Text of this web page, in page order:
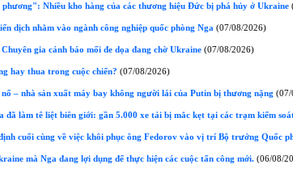
Nhiều kho hàng của các thương hiệu Đức bị phá hủy ở Ukraine
dịch nhằm vào ngành công nghiệp quốc phòng Nga (07/08/2026)
gia cảnh báo mối đe dọa đang chờ Ukraine(07/08/2026)
hay thua trong cuộc chiến? (07/08/2026)
– nhà sản xuất máy bay không người lái của Putin bị thương nặng (07/
đã làm tê liệt biên giới: gần 5.000 xe tải bị mắc kẹt tại các trạm kiểm
cuối cùng về việc khôi phục ông Fedorov vào vị trí Bộ trưởng Quốc
mà Nga đang lợi dụng để thực hiện các cuộc tấn công mới.(06/08/